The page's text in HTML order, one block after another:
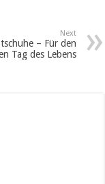
Next
– Für den
Tag des Lebens